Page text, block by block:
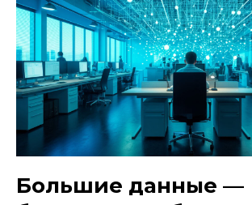
Большие данные —